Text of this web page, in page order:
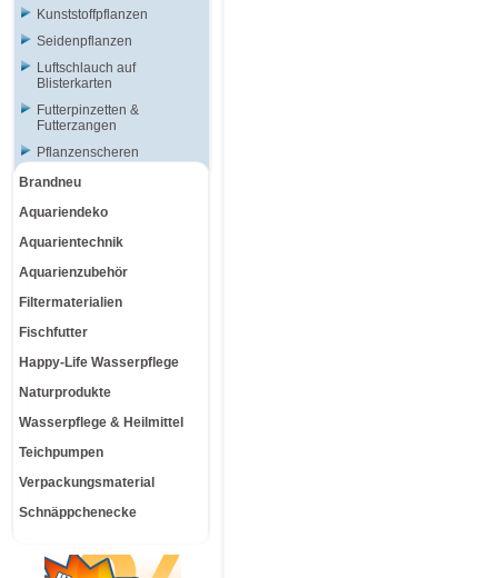
Kunststoffpflanzen
Seidenpflanzen
Luftschlauch auf
Blisterkarten
Futterpinzetten &
Futterzangen
Pflanzenscheren
Brandneu
Aquariendeko
Aquarientechnik
Aquarienzubehör
Filtermaterialien
Fischfutter
Happy-Life Wasserpflege
Naturprodukte
Wasserpflege & Heilmittel
Teichpumpen
Verpackungsmaterial
Schnäppchenecke